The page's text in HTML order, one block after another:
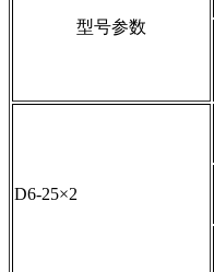
型号参数
D6-25×2